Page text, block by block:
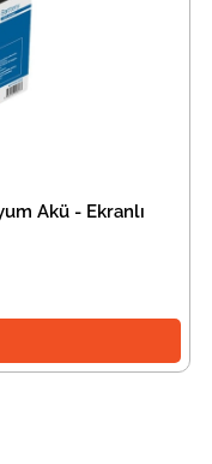
Akü - Ekranlı